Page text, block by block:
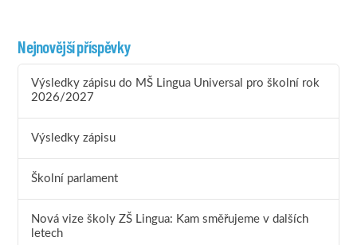
Nejnovější příspěvky
Výsledky zápisu do MŠ Lingua Universal pro školní rok
2026/2027
Výsledky zápisu
Školní parlament
Nová vize školy ZŠ Lingua: Kam směřujeme v dalších
letech